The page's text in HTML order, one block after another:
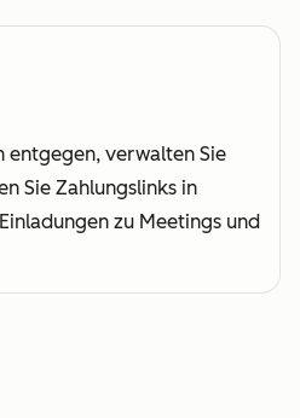
entgegen, verwalten Sie
Sie Zahlungslinks in
zu Meetings und